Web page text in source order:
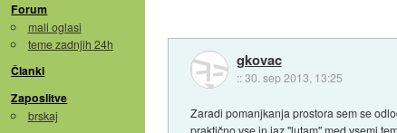
Forum
mali oglasi
teme zadnjih 24h
Članki
Zaposlitve
brskaj
gkovac
::30. sep 2013, 13:25
Zaradi pomanjkanja prostora sem se